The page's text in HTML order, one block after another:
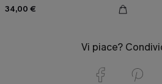
34,00 €
Vi piace?